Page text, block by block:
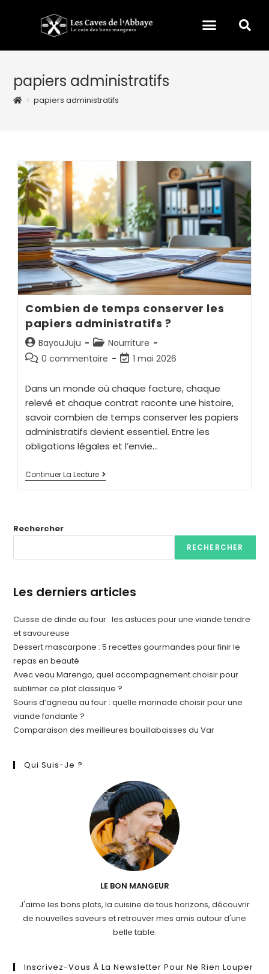
papiers administratifs
> papiers administratifs
Combien de temps conserver les
papiers administratifs ?
BayouJuju
Nourriture
0 commentaire
1 mai 2026
Dans un monde où chaque facture, chaque
relevé et chaque contrat raconte une histoire,
savoir combien de temps conserver les papiers
administratifs devient essentiel. Entre les
obligations légales et l’envie…
Continuer La Lecture
Rechercher
RECHERCHER
Les derniers articles
Cuisse de dinde au four : les astuces pour une viande tendre
et savoureuse
Dessert mascarpone : 5 recettes gourmandes pour finir le
repas en beauté
Avec veau Marengo, quel accompagnement choisir pour
sublimer ce plat classique ?
Souris d’agneau au four : quelle marinade choisir pour une
viande fondante ?
Comparaison des meilleures bouillabaisses du Var
Qui Suis-Je ?
LE BON MANGEUR
J'aime les bons plats, la cuisine de tous horizons, découvrir
de nouvelles saveurs et retrouver mes amis autour d'une
belle table.
Inscrivez-Vous À La Newsletter Pour Ne Rien Louper